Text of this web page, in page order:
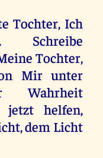
Tochter, Ich
Schreibe
Tochter,
Mir unter
Wahrheit
jetzt helfen,
dem Licht